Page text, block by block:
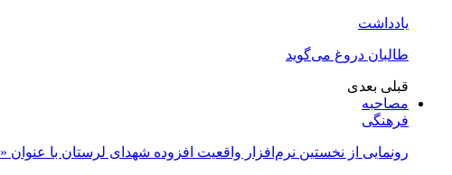
یادداشت
طالبان دروغ می‌گوید
قبلی بعدی
مصاحبه
فرهنگی
رونمایی از نخستین نرم‌افزار واقعیت افزوده شهدای لرستان با عنوان